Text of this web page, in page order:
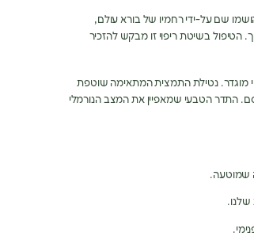
שם על-ידי רחמיו של בורא עולם,
באך. הטיפול בשיטת ריפוי זו מבקש להזכיר
רגשי מוגדר. נטילת התמצית המתאימה שוטפת
התדר הטבעי שמאפיין את המצב הנורמלי
שמוטעה.
שלנו.